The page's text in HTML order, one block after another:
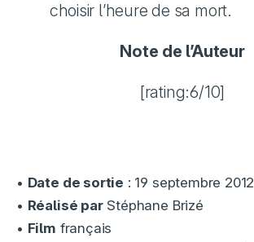
choisir l’heure de sa mort.
Note de l’Auteur
[rating:6/10]
• Date de sortie : 19 septembre 2012
• Réalisé parStéphane Brizé
• Film français